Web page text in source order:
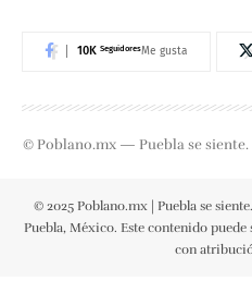
10K SeguidoresMe gusta
© Poblano.mx — Puebla se
© 2025 Poblano.mx | Puebla se
Puebla, México. Este contenido
con